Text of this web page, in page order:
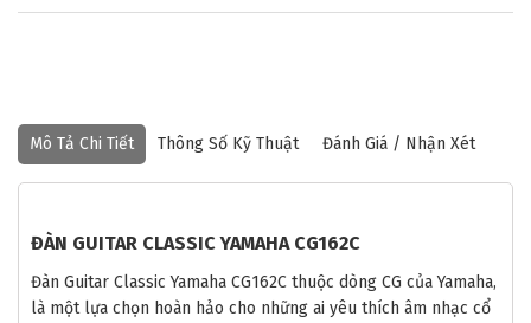
Mô Tả Chi Tiết Thông Số Kỹ Thuật Đánh Giá / Nhận Xét
ĐÀN GUITAR CLASSIC YAMAHA CG162C
Đàn Guitar Classic Yamaha CG162C thuộc dòng CG của Yamaha,
là một lựa chọn hoàn hảo cho những ai yêu thích âm nhạc cổ